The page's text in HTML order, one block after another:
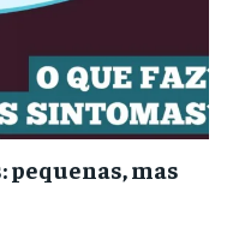
mas